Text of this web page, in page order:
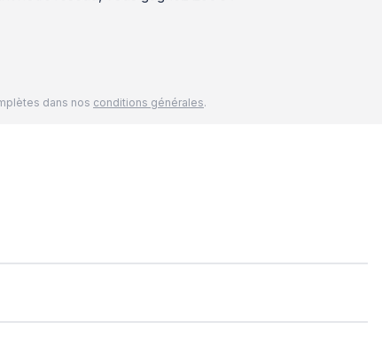
dans nos conditions générales.